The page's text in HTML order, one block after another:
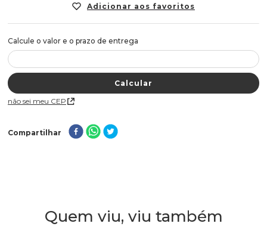
Não sei meu CEP
Compartilhar
Quem viu, viu também